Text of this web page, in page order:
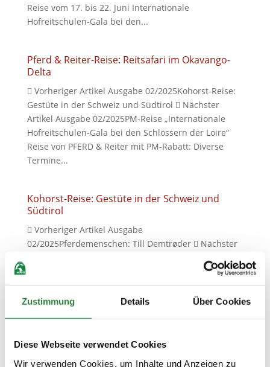
Zustimmung Details Über Cookies
Diese Webseite verwendet Cookies
Wir verwenden Cookies, um Inhalte und Anzeigen zu
Reise vom 17. bis 22. Juni Internationale
Hofreitschulen-Gala bei den...
Pferd & Reiter-Reise: Reitsafari im Okavango-
Delta
 Vorheriger Artikel Ausgabe 02/2025Kohorst-Reise:
Gestüte in der Schweiz und Südtirol  Nächster
Artikel Ausgabe 02/2025PM-Reise „Internationale
Hofreitschulen-Gala bei den Schlössern der Loire“
Reise von PFERD & Reiter mit PM-Rabatt: Diverse
Termine...
Kohorst-Reise: Gestüte in der Schweiz und
Südtirol
 Vorheriger Artikel Ausgabe
02/2025Pferdemenschen: Till Demtrøder  Nächster
Reitsafari im Okavango-Delta Kohorst Reise mit PM-
Rabatt: 5. bis 12. Oktober Gestüte in der Schweiz
und Südtirol Diese Reise wird erstmalig...